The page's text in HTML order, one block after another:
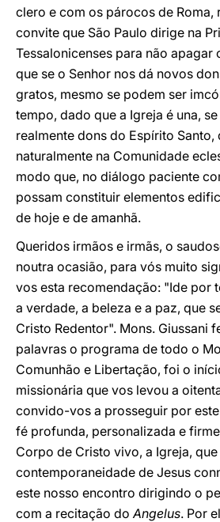
clero e com os párocos de Roma,
convite que São Paulo dirige na
Tessalonicenses para não apagar
que se o Senhor nos dá novos
gratos, mesmo se podem ser
tempo, dado que a Igreja é una,
realmente dons do Espírito Santo,
naturalmente na Comunidade
modo que, no diálogo paciente
possam constituir elementos
de hoje e de amanhã.
Queridos irmãos e irmãs, o
noutra ocasião, para vós muito
vos esta recomendação: "Ide por
a verdade, a beleza e a paz, que
Cristo Redentor". Mons. Giussani
palavras o programa de todo o
Comunhão e Libertação, foi o
missionária que vos levou a
convido-vos a prosseguir por
fé profunda, personalizada e
Corpo de Cristo vivo, a Igreja,
contemporaneidade de Jesus
este nosso encontro dirigindo o
com a recitação doAngelus. Por